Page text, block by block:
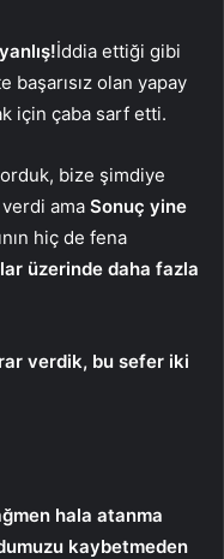
İddia ettiği gibi
başarısız olan yapay
için çaba sarf etti.
bize şimdiye
verdi ama Sonuç yine
hiç de fena
üzerinde daha fazla
verdik, bu sefer iki
hala atanma
kaybetmeden